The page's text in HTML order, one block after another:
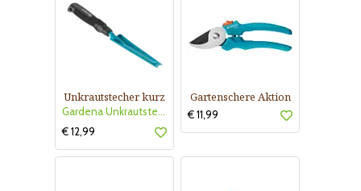
Unkrautstecher kurz
Gardena Unkrautstecher kurz
€ 12,99
Gartenschere Aktion
€ 11,99